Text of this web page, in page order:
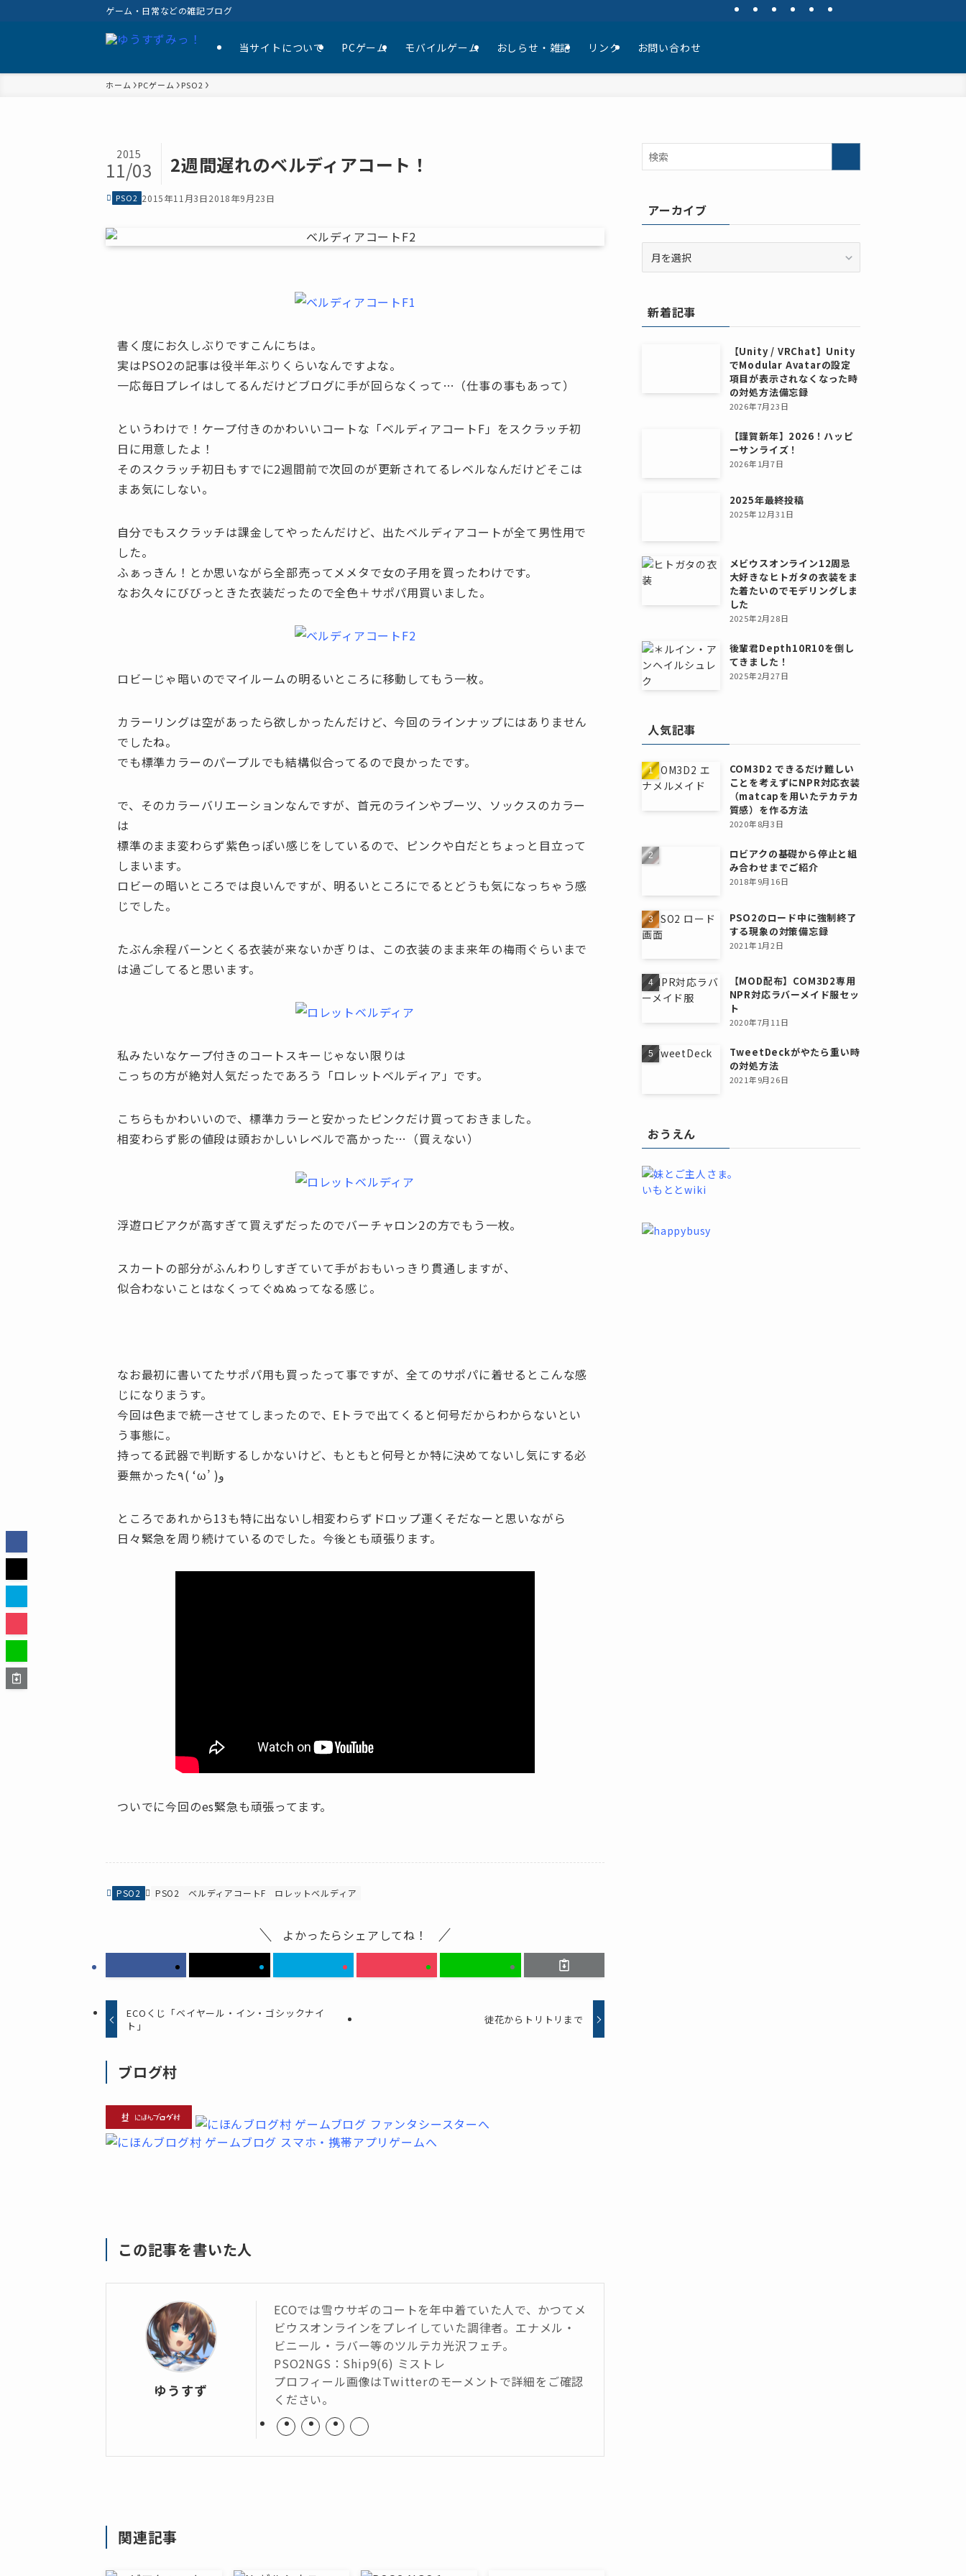
ゲーム・日常などの雑記ブログ
当サイトについて PCゲーム モバイルゲーム おしらせ・雑記 リンク お問い合わせ
ホーム PCゲーム PSO2
2週間遅れのベルディアコート！
2015
11/03
PSO2 2015年11月3日2018年9月23日
書く度にお久しぶりですこんにちは。
実はPSO2の記事は役半年ぶりくらいなんですよな。
一応毎日プレイはしてるんだけどブログに手が回らなくって…（仕事の事もあって）
というわけで！ケープ付きのかわいいコートな「ベルディアコートF」をスクラッチ初
日に用意したよ！
そのスクラッチ初日もすでに2週間前で次回のが更新されてるレベルなんだけどそこは
まあ気にしない。
自分でもスクラッチは課金してやったんだけど、出たベルディアコートが全て男性用で
した。
ふぁっきん！とか思いながら全部売ってメメタで女の子用を買ったわけです。
なお久々にびびっときた衣装だったので全色＋サポパ用買いました。
ロビーじゃ暗いのでマイルームの明るいところに移動してもう一枚。
カラーリングは空があったら欲しかったんだけど、今回のラインナップにはありません
でしたね。
でも標準カラーのパープルでも結構似合ってるので良かったです。
で、そのカラーバリエーションなんですが、首元のラインやブーツ、ソックスのカラー
は
標準のまま変わらず紫色っぽい感じをしているので、ピンクや白だとちょっと目立って
しまいます。
ロビーの暗いところでは良いんですが、明るいところにでるとどうも気になっちゃう感
じでした。
たぶん余程バーンとくる衣装が来ないかぎりは、この衣装のまま来年の梅雨ぐらいまで
は過ごしてると思います。
私みたいなケープ付きのコートスキーじゃない限りは
こっちの方が絶対人気だったであろう「ロレットベルディア」です。
こちらもかわいいので、標準カラーと安かったピンクだけ買っておきました。
相変わらず影の値段は頭おかしいレベルで高かった…（買えない）
浮遊ロビアクが高すぎて買えずだったのでバーチャロン2の方でもう一枚。
スカートの部分がふんわりしすぎていて手がおもいっきり貫通しますが、
似合わないことはなくってぐぬぬってなる感じ。
なお最初に書いてたサポパ用も買ったって事ですが、全てのサポパに着せるとこんな感
じになりまうす。
今回は色まで統一させてしまったので、Eトラで出てくると何号だからわからないとい
う事態に。
持ってる武器で判断するしかないけど、もともと何号とか特に決めてないし気にする必
要無かった٩( ‘ω’ )و
ところであれから13も特に出ないし相変わらずドロップ運くそだなーと思いながら
日々緊急を周り続けているのでした。今後とも頑張ります。
ついでに今回のes緊急も頑張ってます。
PSO2 PSO2 ベルディアコートF ロレットベルディア
よかったらシェアしてね！
ECOくじ「ベイヤール・イン・ゴシックナイ
ト」
徒花からトリトリまで
ブログ村
この記事を書いた人
ゆうすず
ECOでは雪ウサギのコートを年中着ていた人で、かつてメ
ビウスオンラインをプレイしていた調律者。エナメル・
ビニール・ラバー等のツルテカ光沢フェチ。
PSO2NGS：Ship9(6) ミストレ
プロフィール画像はTwitterのモーメントで詳細をご確認
ください。
関連記事
アーカイブ
ー
ブ
新着記事
【Unity / VRChat】Unity
でModular Avatarの設定
項目が表示されなくなった時
の対処方法備忘録
2026年7月23日
【謹賀新年】2026！ハッピ
ーサンライズ！
2026年1月7日
2025年最終投稿
2025年12月31日
メビウスオンライン12周忌
大好きなヒトガタの衣装をま
た着たいのでモデリングしま
した
2025年2月28日
後輩君Depth10R10を倒し
てきました！
2025年2月27日
人気記事
COM3D2 できるだけ難しい
ことを考えずにNPR対応衣装
（matcapを用いたテカテカ
質感）を作る方法
2020年8月3日
ロビアクの基礎から停止と組
み合わせまでご紹介
2018年9月16日
PSO2のロード中に強制終了
する現象の対策備忘録
2021年1月2日
【MOD配布】COM3D2専用
NPR対応ラバーメイド服セッ
ト
2020年7月11日
TweetDeckがやたら重い時
の対処方法
2021年9月26日
おうえん
いもととwiki